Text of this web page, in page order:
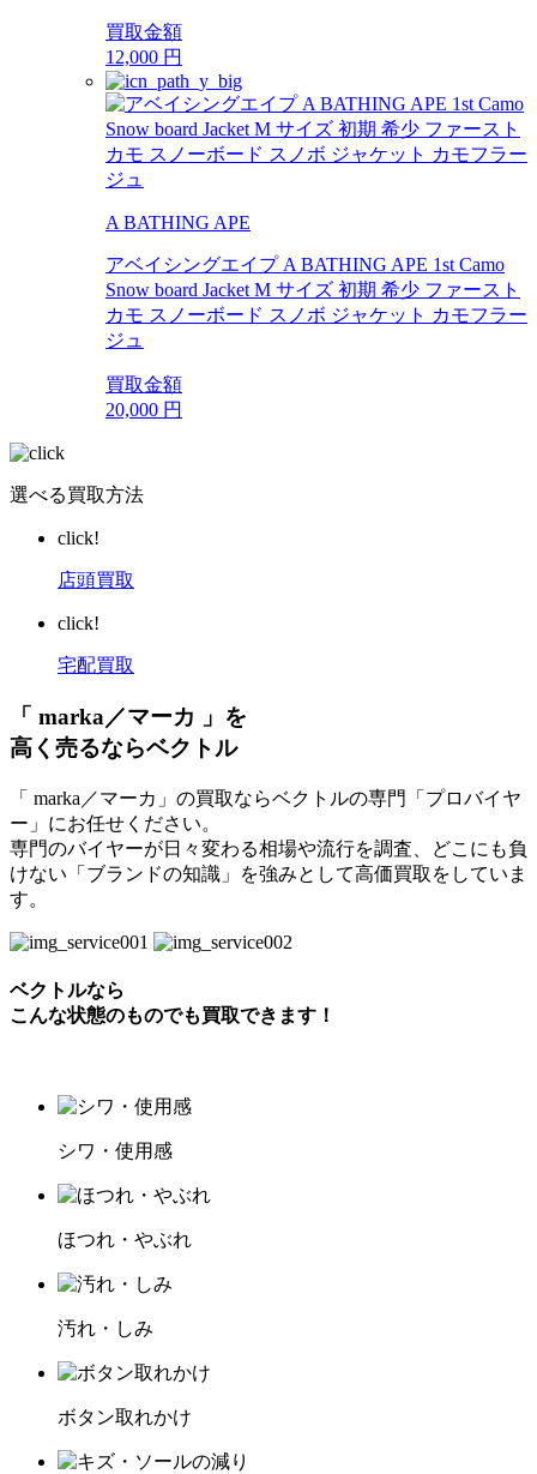
買取金額
12,000 円
A BATHING APE
アベイシングエイプ A BATHING APE 1st Camo
Snow board Jacket M サイズ 初期 希少 ファースト
カモ スノーボード スノボ ジャケット カモフラー
ジュ
買取金額
20,000 円
選べる買取方法
click!
店頭買取
click!
宅配買取
「 marka／マーカ 」を
高く売るならベクトル
「 marka／マーカ」の買取ならベクトルの専門「プロバイヤ
ー」にお任せください。
専門のバイヤーが日々変わる相場や流行を調査、どこにも負
けない「ブランドの知識」を強みとして高価買取をしていま
す。
ベクトルなら
こんな状態のものでも買取できます！
シワ・使用感
ほつれ・やぶれ
汚れ・しみ
ボタン取れかけ